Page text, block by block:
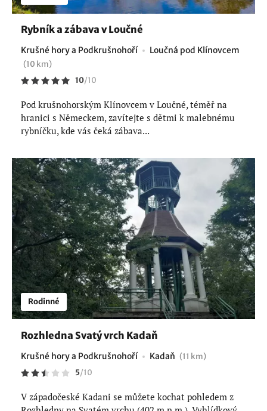
Rybník a zábava v Loučné
Krušné hory a Podkrušnohoří Loučná pod Klínovcem
(10 km)
10/10
Pod krušnohorským Klínovcem v Loučné, téměř na
hranici s Německem, zavítejte s dětmi k malebnému
rybníčku, kde vás čeká zábava...
Rodinné
Rozhledna Svatý vrch Kadaň
Krušné hory a Podkrušnohoří Kadaň (11 km)
5/10
V západočeské Kadani se můžete kochat pohledem z